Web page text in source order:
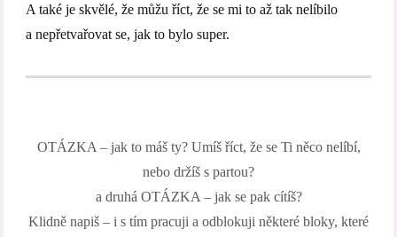
A také je skvělé, že můžu říct, že se mi to až tak nelíbilo
a nepřetvařovat se, jak to bylo super.
OTÁZKA – jak to máš ty? Umíš říct, že se Ti něco nelíbí,
nebo držíš s partou?
a druhá OTÁZKA – jak se pak cítíš?
Klidně napiš – i s tím pracuji a odblokuji některé bloky, které